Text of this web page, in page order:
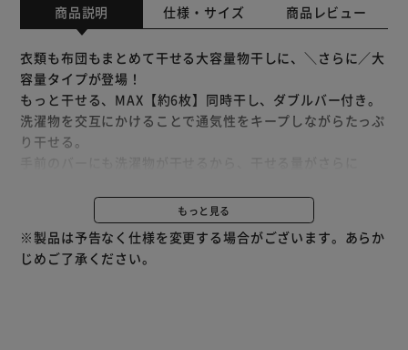
商品説明 仕様・サイズ 商品レビュー
衣類も布団もまとめて干せる大容量物干しに、＼さらに／大
容量タイプが登場！
もっと干せる、MAX【約6枚】同時干し、ダブルバー付き。
洗濯物を交互にかけることで通気性をキープしながらたっぷ
り干せる。
POINT．1：布団がふっくら干せるダブルバー
布団に空間を作るダブルバーで風通しアップ。
短時間でも布団がふっくら乾かせる。
もっと見る
※製品は予告なく仕様を変更する場合がございます。あらか
じめご了承ください。